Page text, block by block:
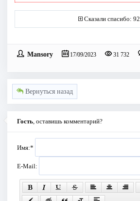
Сказали спасибо: 92
Mansory 17/09/2023 31 732
Вернуться назад
Гость, оставишь комментарий?
Имя:*
E-Mail: